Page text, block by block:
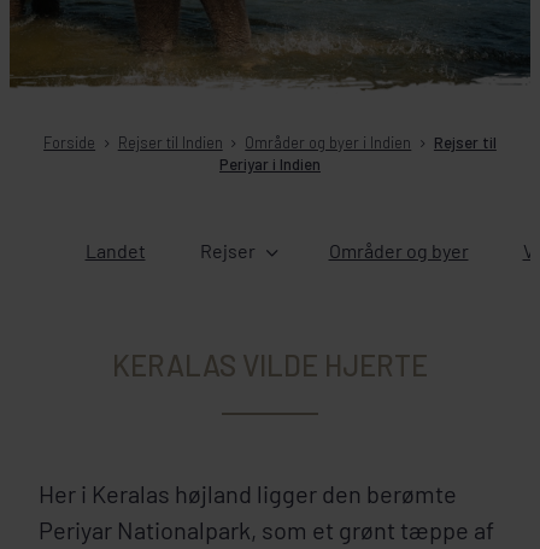
Forside Rejser til Indien Områder og byer i Indien
Rejser til
Periyar i Indien
Landet Rejser Områder og byer
KERALAS VILDE HJERTE
Her i Keralas højland ligger den berømte
Periyar Nationalpark, som et grønt tæppe af